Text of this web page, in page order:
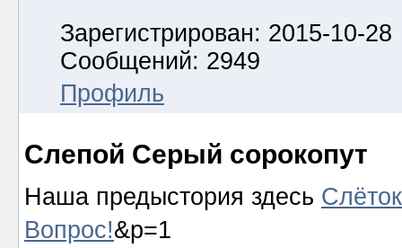
Зарегистрирован: 2015-10-28
Сообщений: 2949
Профиль
Слепой Серый сорокопут
Наша предыстория здесь
Вопрос!&p=1